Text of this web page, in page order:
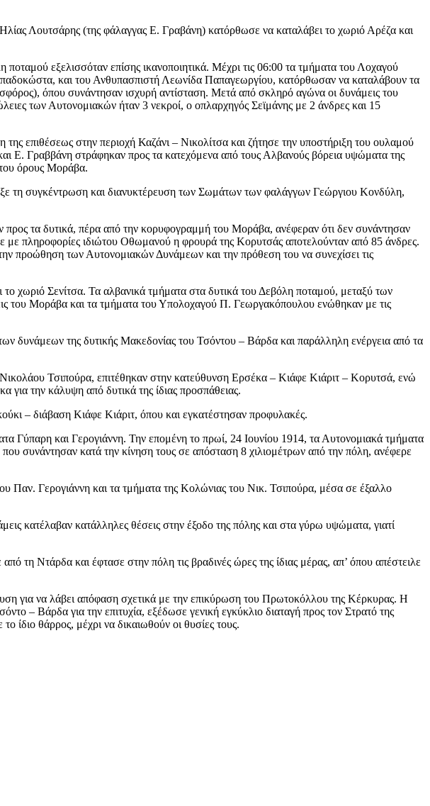
Λουτσάρης (της φάλαγγας Ε. Γραβάνη) κατόρθωσε να καταλάβει το χωριό Αρέζα και
εξελισσόταν επίσης ικανοποιητικά. Μέχρι τις 06:00 τα τμήματα του Λοχαγού
και του Ανθυπασπιστή Λεωνίδα Παπαγεωργίου, κατόρθωσαν να καταλάβουν τα
όπου συνάντησαν ισχυρή αντίσταση. Μετά από σκληρό αγώνα οι δυνάμεις του
των Αυτονομιακών ήταν 3 νεκροί, ο οπλαρχηγός Σεϊμάνης με 2 άνδρες και 15
επιθέσεως στην περιοχή Καζάνι – Νικολίτσα και ζήτησε την υποστήριξη του ουλαμού
Ε. Γραββάνη στράφηκαν προς τα κατεχόμενα από τους Αλβανούς βόρεια υψώματα της
όρους Μοράβα.
τη συγκέντρωση και διανυκτέρευση των Σωμάτων των φαλάγγων Γεώργιου Κονδύλη,
τα δυτικά, πέρα από την κορυφογραμμή του Μοράβα, ανέφεραν ότι δεν συνάντησαν
με πληροφορίες ιδιώτου Οθωμανού η φρουρά της Κορυτσάς αποτελούνταν από 85 άνδρες.
προώθηση των Αυτονομιακών Δυνάμεων και την πρόθεση του να συνεχίσει τις
χωριό Σενίτσα. Τα αλβανικά τμήματα στα δυτικά του Δεβόλη ποταμού, μεταξύ των
του Μοράβα και τα τμήματα του Υπολοχαγού Π. Γεωργακόπουλου ενώθηκαν με τις
δυνάμεων της δυτικής Μακεδονίας του Τσόντου – Βάρδα και παράλληλη ενέργεια από τα
Νικολάου Τσιπούρα, επιτέθηκαν στην κατεύθυνση Ερσέκα – Κιάφε Κιάριτ – Κορυτσά, ενώ
την κάλυψη από δυτικά της ίδιας προσπάθειας.
– διάβαση Κιάφε Κιάριτ, όπου και εγκατέστησαν προφυλακές.
Γύπαρη και Γερογιάννη. Την επομένη το πρωί, 24 Ιουνίου 1914, τα Αυτονομιακά τμήματα
συνάντησαν κατά την κίνηση τους σε απόσταση 8 χιλιομέτρων από την πόλη, ανέφερε
Γερογιάννη και τα τμήματα της Κολώνιας του Νικ. Τσιπούρα, μέσα σε έξαλλο
κατέλαβαν κατάλληλες θέσεις στην έξοδο της πόλης και στα γύρω υψώματα, γιατί
Ντάρδα και έφτασε στην πόλη τις βραδινές ώρες της ίδιας μέρας, απ’ όπου απέστειλε
για να λάβει απόφαση σχετικά με την επικύρωση του Πρωτοκόλλου της Κέρκυρας. Η
– Βάρδα για την επιτυχία, εξέδωσε γενική εγκύκλιο διαταγή προς τον Στρατό της
ίδιο θάρρος, μέχρι να δικαιωθούν οι θυσίες τους.